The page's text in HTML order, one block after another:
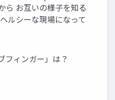
ら お互いの様⼦を知る
ルシーな現場になって
フィンガー」は？